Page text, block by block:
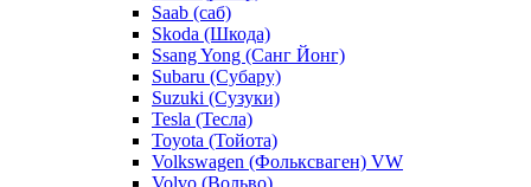
Saab (саб)
Skoda (Шкода)
Ssang Yong (Санг Йонг)
Subaru (Субару)
Suzuki (Сузуки)
Tesla (Тесла)
Toyota (Тойота)
Volkswagen (Фольксваген) VW
Volvo (Вольво)